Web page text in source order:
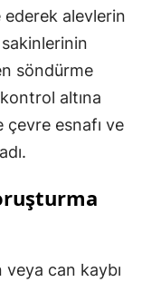
ederek alevlerin
söndürme
altına
çevre esnafı ve
veya can kaybı